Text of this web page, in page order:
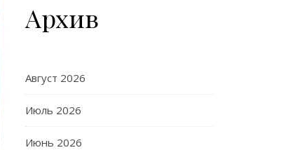
Архив
Август 2026
Июль 2026
Июнь 2026